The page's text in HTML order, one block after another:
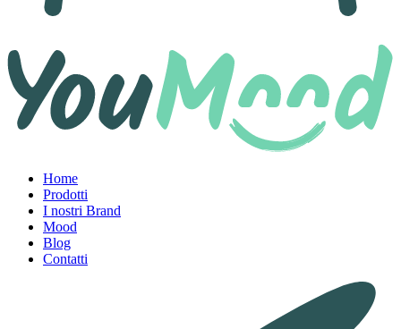
Home
Prodotti
I nostri Brand
Mood
Blog
Contatti